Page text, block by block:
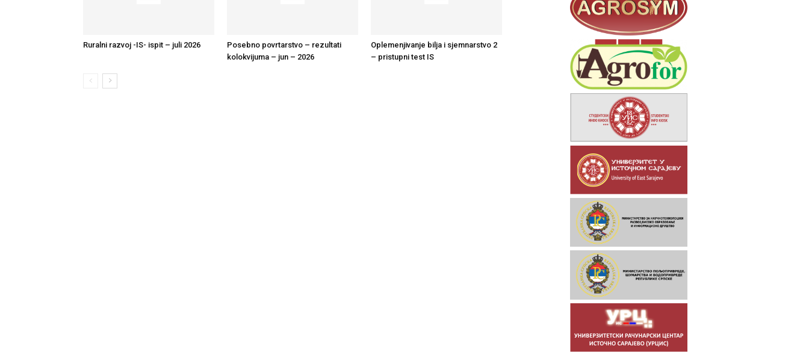
Ruralni razvoj -IS- ispit – juli 2026
Posebno povrtarstvo – rezultati
kolokvijuma – jun – 2026
Oplemenjivanje bilja i sjemnarstvo 2
– pristupni test IS